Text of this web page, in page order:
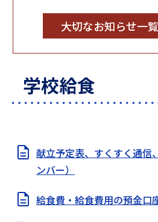
大切なお知らせ一
学校給食
献立予定表、すくすく通信
ンバー）
給食費・給食費用の預金口